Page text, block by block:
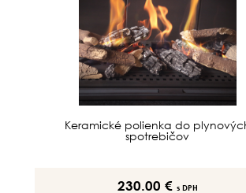
Keramické polienka do
spotrebičov
230.00 € s DPH